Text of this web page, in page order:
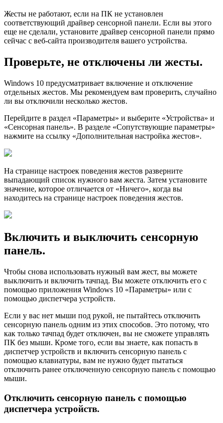
Жеcты не работают, если на ПК не установлен
соответствующий драйвер сенсорной панели. Если вы этого
еще не сделали, установите драйвер сенсорной панели прямо
сейчас с веб-сайта производителя вашего устройства.
Проверьте, не отключены ли жесты.
Windows 10 предусматривает включение и отключение
отдельных жестов. Мы рекомендуем вам проверить, случайно
ли вы отключили несколько жестов.
Перейдите в раздел «Параметры» и выберите «Устройства» и
«Сенсорная панель». В разделе «Сопутствующие параметры»
нажмите на ссылку «Дополнительная настройка жестов».
На странице настроек поведения жестов разверните
выпадающий список нужного вам жеста. Затем установите
значение, которое отличается от «Ничего», когда вы
находитесь на странице настроек поведения жестов.
Включить и выключить сенсорную
панель.
Чтобы снова использовать нужный вам жест, вы можете
выключить и включить тачпад. Вы можете отключить его с
помощью приложения Windows 10 «Параметры» или с
помощью диспетчера устройств.
Если у вас нет мыши под рукой, не пытайтесь отключить
сенсорную панель одним из этих способов. Это потому, что
как только тачпад будет отключен, вы не сможете управлять
ПК без мыши. Кроме того, если вы знаете, как попасть в
диспетчер устройств и включить сенсорную панель с
помощью клавиатуры, вам не нужно будет пытаться
отключить ранее отключенную сенсорную панель с помощью
мыши.
Отключить сенсорную панель с помощью
диспетчера устройств.